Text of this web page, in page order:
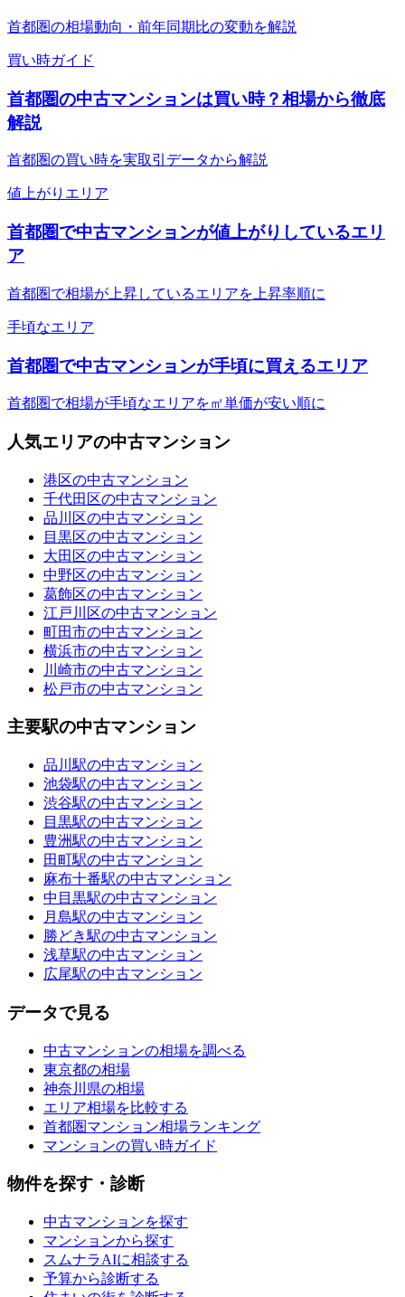
首都圏の相場動向・前年同期比の変動を解説
買い時ガイド
首都圏の中古マンションは買い時？相場から徹底
解説
首都圏の買い時を実取引データから解説
値上がりエリア
首都圏で中古マンションが値上がりしているエリ
ア
首都圏で相場が上昇しているエリアを上昇率順に
手頃なエリア
首都圏で中古マンションが手頃に買えるエリア
首都圏で相場が手頃なエリアを㎡単価が安い順に
人気エリアの中古マンション
港区の中古マンション
千代田区の中古マンション
品川区の中古マンション
目黒区の中古マンション
大田区の中古マンション
中野区の中古マンション
葛飾区の中古マンション
江戸川区の中古マンション
町田市の中古マンション
横浜市の中古マンション
川崎市の中古マンション
松戸市の中古マンション
主要駅の中古マンション
品川駅の中古マンション
池袋駅の中古マンション
渋谷駅の中古マンション
目黒駅の中古マンション
豊洲駅の中古マンション
田町駅の中古マンション
麻布十番駅の中古マンション
中目黒駅の中古マンション
月島駅の中古マンション
勝どき駅の中古マンション
浅草駅の中古マンション
広尾駅の中古マンション
データで見る
中古マンションの相場を調べる
東京都の相場
神奈川県の相場
エリア相場を比較する
首都圏マンション相場ランキング
マンションの買い時ガイド
物件を探す・診断
中古マンションを探す
マンションから探す
スムナラAIに相談する
予算から診断する